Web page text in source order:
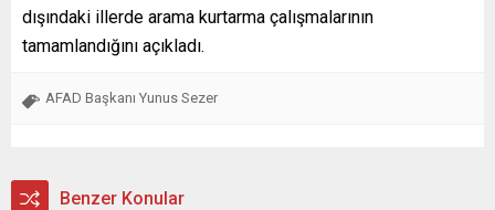
dışındaki illerde arama kurtarma çalışmalarının
tamamlandığını açıkladı.
AFAD Başkanı Yunus Sezer
Benzer Konular